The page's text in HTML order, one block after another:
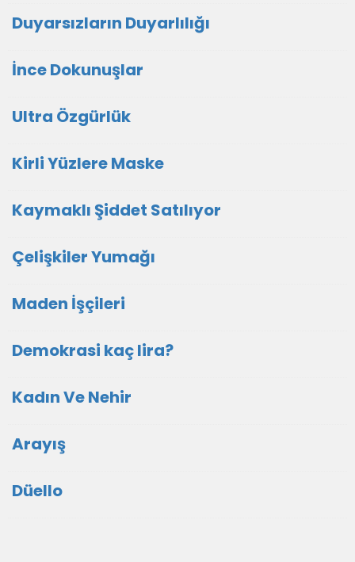
Duyarsızların Duyarlılığı
İnce Dokunuşlar
Ultra Özgürlük
Kirli Yüzlere Maske
Kaymaklı Şiddet Satılıyor
Çelişkiler Yumağı
Maden İşçileri
Demokrasi kaç lira?
Kadın Ve Nehir
Arayış
Düello